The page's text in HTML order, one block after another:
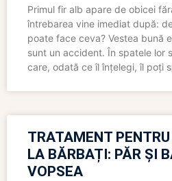
Primul fir alb apare de obicei
întrebarea vine imediat după:
poate face ceva? Vestea bună
sunt un accident. În spatele lor
care, odată ce îl înțelegi, îl poți
TRATAMENT
LA BĂRBAȚI: PĂR ȘI
VOPSEA